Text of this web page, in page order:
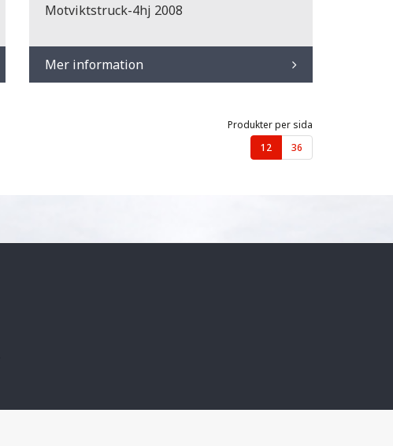
Motviktstruck-4hj 2008
Mer information
Produkter per sida
12
36